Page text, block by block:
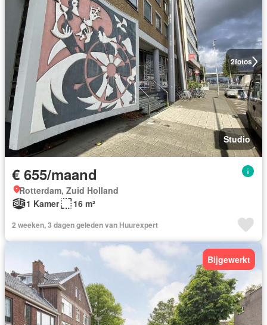
2fotos
Studio
€ 655/maand
Rotterdam, Zuid Holland
1 Kamer
16 m²
2 weeken, 3 dagen geleden van Huurexpert
Bijgewerkt